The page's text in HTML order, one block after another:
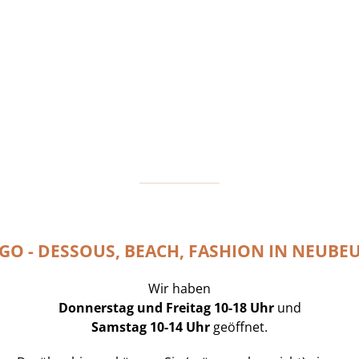
- DESSOUS, BEACH, FASHION IN
Wir haben
Donnerstag und Freitag 10-18 Uhrund
Samstag 10-14 Uhr geöffnet.